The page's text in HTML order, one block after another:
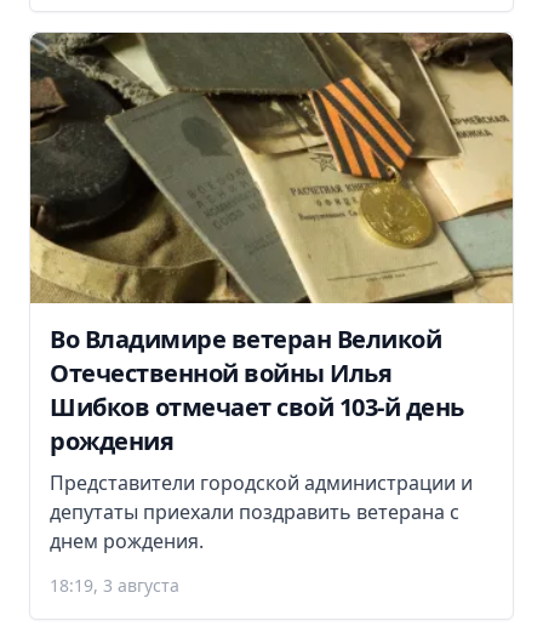
Во Владимире ветеран Великой
Отечественной войны Илья
Шибков отмечает свой 103-й день
рождения
Представители городской администрации и
депутаты приехали поздравить ветерана с
днем рождения.
18:19, 3 августа